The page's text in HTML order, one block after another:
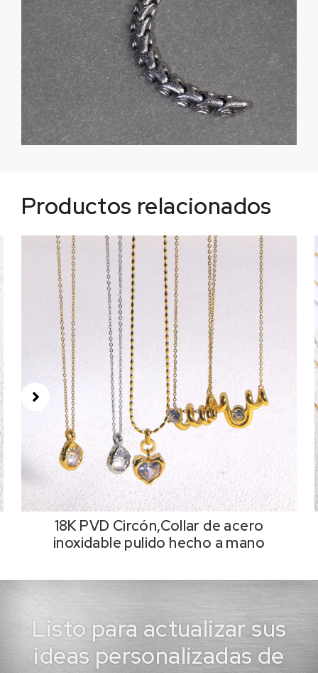
Productos relacionados
18K PVD Circón,Collar de acero
inoxidable pulido hecho a mano
Listo para actualizar sus
ideas personalizadas de